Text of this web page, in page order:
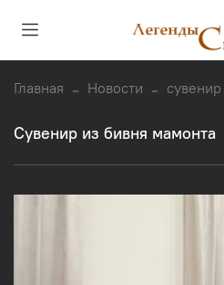
Главная Новости
сувенир из бивня мамонта